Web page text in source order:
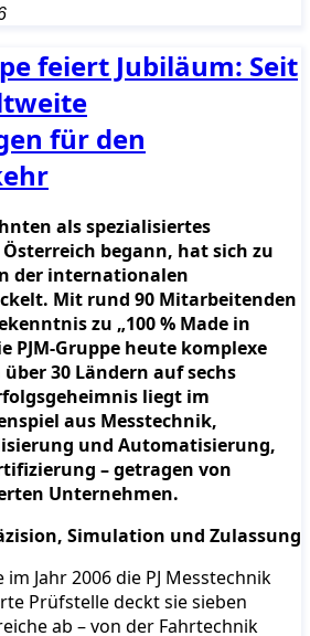
feiert Jubiläum: Seit
für den
als spezialisiertes
begann, hat sich zu
der internationalen
Mit rund 90 Mitarbeitenden
zu „100 % Made in
PJM-Gruppe heute komplexe
30 Ländern auf sechs
liegt im
aus Messtechnik,
und Automatisierung,
– getragen von
Unternehmen.
Simulation und Zulassung
Jahr 2006 die PJ Messtechnik
Prüfstelle deckt sie sieben
ab – von der Fahrtechnik